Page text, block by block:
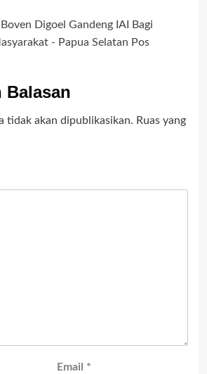
Digoel Gandeng IAI Bagi
- Papua Selatan Pos
Balasan
tidak akan dipublikasikan. Ruas yang
Email *